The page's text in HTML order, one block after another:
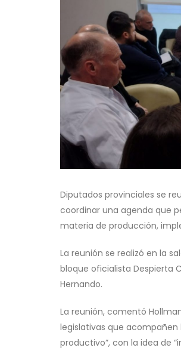
Diputados provinciales se
coordinar una agenda que
materia de producción,
La reunión se realizó en la
bloque oficialista Despierta
Hernando.
La reunión, comentó
legislativas que
productivo”, con la idea de